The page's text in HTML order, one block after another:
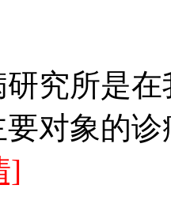
究所是
要对象的
]